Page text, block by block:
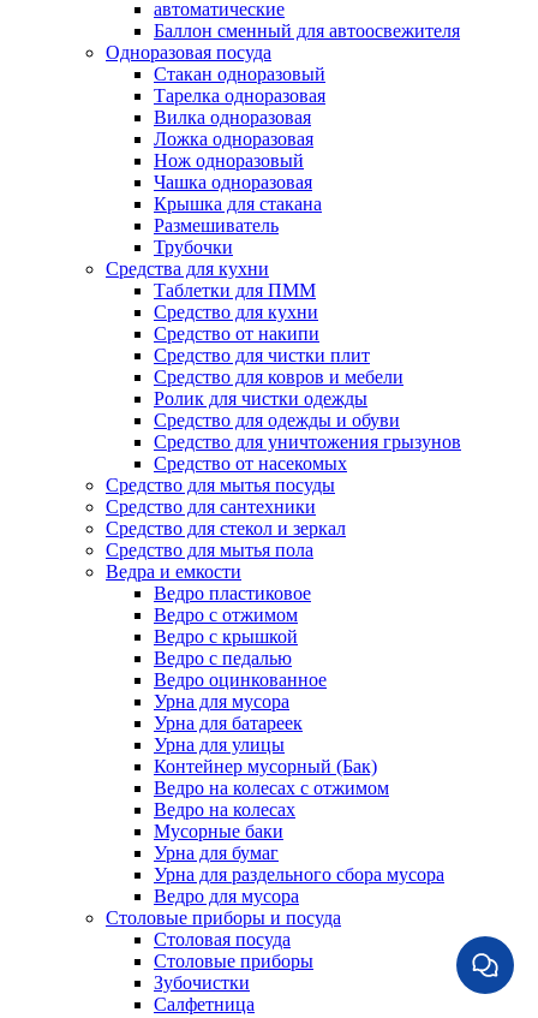
автоматические
Баллон сменный для автоосвежителя
Одноразовая посуда
Стакан одноразовый
Тарелка одноразовая
Вилка одноразовая
Ложка одноразовая
Нож одноразовый
Чашка одноразовая
Крышка для стакана
Размешиватель
Трубочки
Средства для кухни
Таблетки для ПММ
Средство для кухни
Средство от накипи
Средство для чистки плит
Средство для ковров и мебели
Ролик для чистки одежды
Средство для одежды и обуви
Средство для уничтожения грызунов
Средство от насекомых
Средство для мытья посуды
Средство для сантехники
Средство для стекол и зеркал
Средство для мытья пола
Ведра и емкости
Ведро пластиковое
Ведро с отжимом
Ведро с крышкой
Ведро с педалью
Ведро оцинкованное
Урна для мусора
Урна для батареек
Урна для улицы
Контейнер мусорный (Бак)
Ведро на колесах с отжимом
Ведро на колесах
Мусорные баки
Урна для бумаг
Урна для раздельного сбора мусора
Ведро для мусора
Столовые приборы и посуда
Столовая посуда
Столовые приборы
Зубочистки
Салфетница